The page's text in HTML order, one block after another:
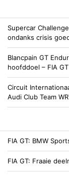
Supercar Challenge
ondanks crisis
Blancpain GT
hoofddoel – FIA
Circuit
Audi Club Team
FIA GT BMW
FIA GT Fraaie